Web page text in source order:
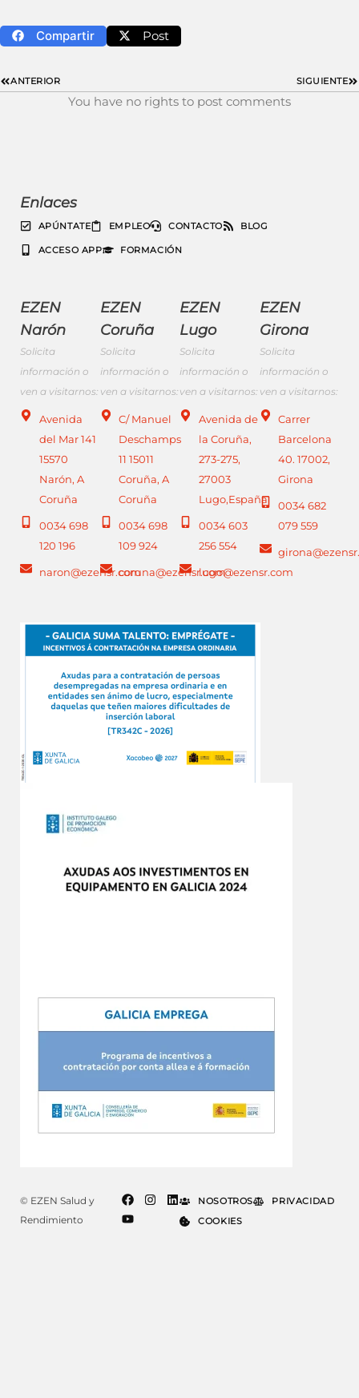
Compartir Post
ANTERIOR SIGUIENTE
You have no rights to post comments
Enlaces
APÚNTATE EMPLEO CONTACTO BLOG
ACCESO APP FORMACIÓN
EZEN
Narón
Solicita
información o
ven a visitarnos:
Avenida
del Mar 141
15570
Narón, A
Coruña
0034 698
120 196
naron@ezensr.com
EZEN
Coruña
Solicita
información o
ven a visitarnos:
C/ Manuel
Deschamps
11 15011
Coruña, A
Coruña
0034 698
109 924
coruna@ezensr.com
EZEN
Lugo
Solicita
información o
ven a visitarnos:
Avenida de
la Coruña,
273-275,
27003
Lugo,España
0034 603
256 554
lugo@ezensr.com
EZEN
Girona
Solicita
información o
ven a visitarnos:
Carrer
Barcelona
40. 17002,
Girona
0034 682
079 559
© EZEN Salud y
Rendimiento
NOSOTROS
PRIVACIDAD
COOKIES